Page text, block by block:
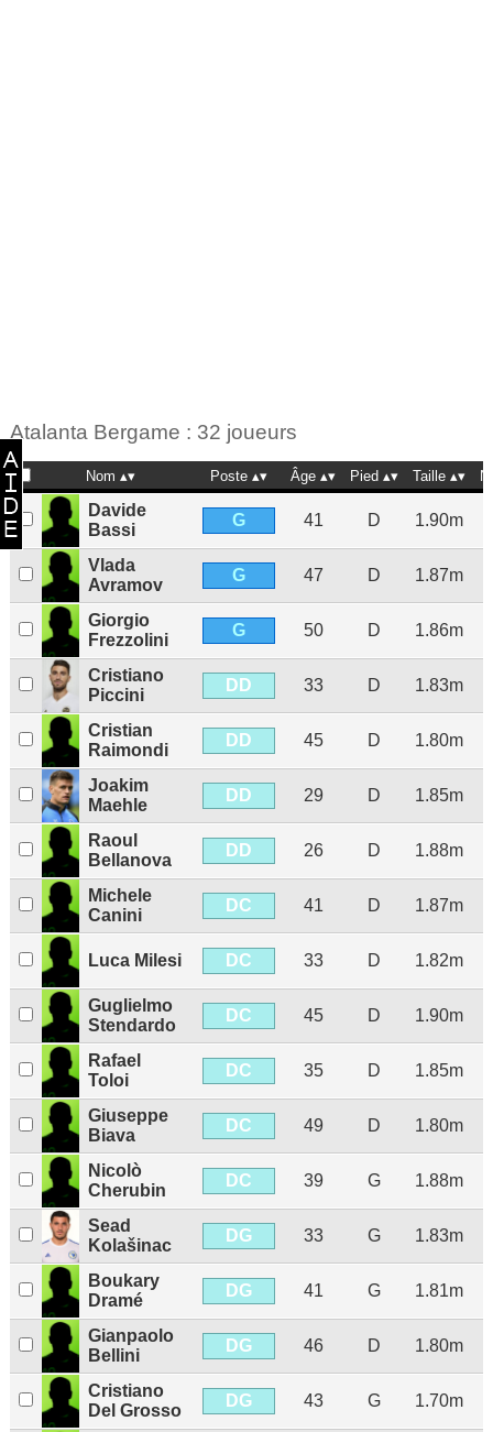
Atalanta Bergame : 32 joueurs
Nom Poste Âge Pied Taille
Davide
Bassi
G 41 D 1.90m
Vlada
Avramov
G 47 D 1.87m
Giorgio
Frezzolini
G 50 D 1.86m
Cristiano
Piccini
DD 33 D 1.83m
Cristian
Raimondi
DD 45 D 1.80m
Joakim
Maehle
DD 29 D 1.85m
Raoul
Bellanova
DD 26 D 1.88m
Michele
Canini
DC 41 D 1.87m
Luca Milesi DC 33 D 1.82m
Guglielmo
Stendardo
DC 45 D 1.90m
Rafael
Toloi
DC 35 D 1.85m
Giuseppe
Biava
DC 49 D 1.80m
Nicolò
Cherubin
DC 39 G 1.88m
Sead
Kolašinac
DG 33 G 1.83m
Boukary
Dramé
DG 41 G 1.81m
Gianpaolo
Bellini
DG 46 D 1.80m
Cristiano
Del Grosso
DG 43 G 1.70m